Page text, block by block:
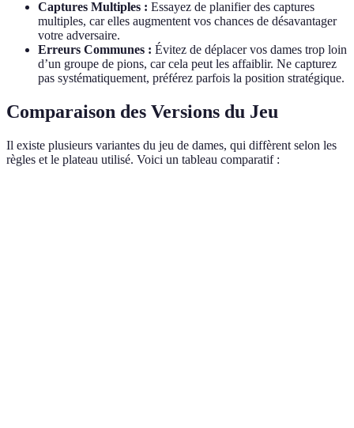
Captures Multiples : Essayez de planifier des captures
multiples, car elles augmentent vos chances de désavantager
votre adversaire.
Erreurs Communes : Évitez de déplacer vos dames trop loin
d’un groupe de pions, car cela peut les affaiblir. Ne capturez
pas systématiquement, préférez parfois la position stratégique.
Comparaison des Versions du Jeu
Il existe plusieurs variantes du jeu de dames, qui diffèrent selon les
règles et le plateau utilisé. Voici un tableau comparatif :